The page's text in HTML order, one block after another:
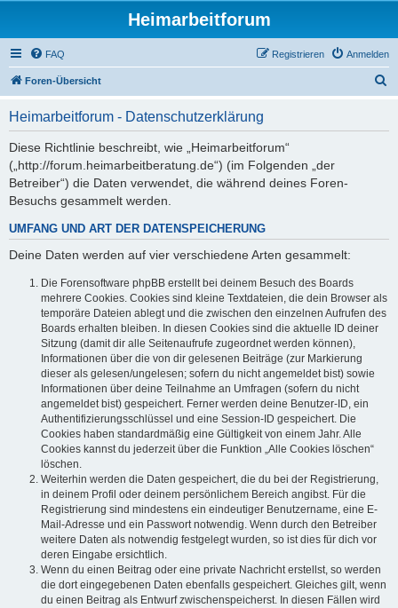
Heimarbeitforum
FAQ Anmelden
Registrieren
Foren-Übersicht
Heimarbeitforum - Datenschutzerklärung
Diese Richtlinie beschreibt, wie „Heimarbeitforum“
(„http://forum.heimarbeitberatung.de“) (im Folgenden „der
Betreiber“) die Daten verwendet, die während deines Foren-
Besuchs gesammelt werden.
UMFANG UND ART DER DATENSPEICHERUNG
Deine Daten werden auf vier verschiedene Arten gesammelt:
Die Forensoftware phpBB erstellt bei deinem Besuch des Boards
mehrere Cookies. Cookies sind kleine Textdateien, die dein Browser als
temporäre Dateien ablegt und die zwischen den einzelnen Aufrufen des
Boards erhalten bleiben. In diesen Cookies sind die aktuelle ID deiner
Sitzung (damit dir alle Seitenaufrufe zugeordnet werden können),
Informationen über die von dir gelesenen Beiträge (zur Markierung
dieser als gelesen/ungelesen; sofern du nicht angemeldet bist) sowie
Informationen über deine Teilnahme an Umfragen (sofern du nicht
angemeldet bist) gespeichert. Ferner werden deine Benutzer-ID, ein
Authentifizierungsschlüssel und eine Session-ID gespeichert. Die
Cookies haben standardmäßig eine Gültigkeit von einem Jahr. Alle
Cookies kannst du jederzeit über die Funktion „Alle Cookies löschen“
löschen.
Weiterhin werden die Daten gespeichert, die du bei der Registrierung,
in deinem Profil oder deinem persönlichem Bereich angibst. Für die
Registrierung sind mindestens ein eindeutiger Benutzername, eine E-
Mail-Adresse und ein Passwort notwendig. Wenn durch den Betreiber
weitere Daten als notwendig festgelegt wurden, so ist dies für dich vor
deren Eingabe ersichtlich.
Wenn du einen Beitrag oder eine private Nachricht erstellst, so werden
die dort eingegebenen Daten ebenfalls gespeichert. Gleiches gilt, wenn
du einen Beitrag als Entwurf zwischenspeicherst. In diesen Fällen wird